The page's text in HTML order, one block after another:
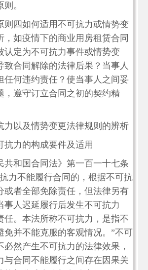
。
则四如何适用不可抗力或情势变
，如疫情下的商业用房租赁合同
认定为不可抗力事件或情势变
致合同解除的法律后果？当事人
任何违约责任？使当事人之间妥
，遵守订立合同之初的契约精
力以及情势变更法律规则的辨析
抗力的构成要件及适用
共和国合同法》第一百一十七条
力不能履行合同的，根据不可抗
或者全部免除责任，但法律另有
事人迟延履行后发生不可抗力
任。本法所称不可抗力，是指不
免并不能克服的客观情况。”不可
必然产生不可抗力的法律效果，
与合同不能履行之间存在因果关